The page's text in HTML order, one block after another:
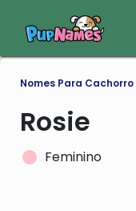
Nomes Para Cachorro
Rosie
Feminino